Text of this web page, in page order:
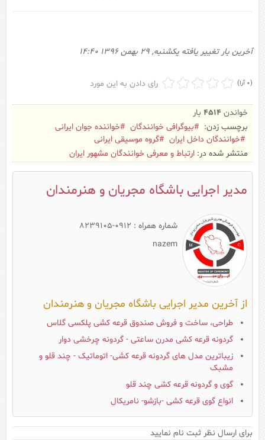
آخرین بار تغییر یافته یکشنبه, 29 بهمن 1396 14:40
رای دادن به این مورد (0 آرا)
خواندن 4514 بار
برچسب زدن:
بیوگرافی خوانندگان
خواننده جوان ایرانی
خوانندگان داخل ایران
گروه موسیقی ایرانی
منتشر شده در: ارتباط و معرفی خوانندگان مشهور ایران
مدیر اجرایی باشگاه مجریان و هنرمندان
شماره همراه : 0912-8239105
nazem
از آخرین مدیر اجرایی باشگاه مجریان و هنرمندان
طراحی، ساخت و فروش صندوق قرعه کشی پلکسی گلاس
گردونه قرعه کشی مدرن ساعتی - گردونه چرخشی دوار
زیباترین مدل های گردونه قرعه کشی- اتوماتیک - چند قلو و
مشبک
گوی و گردونه قرعه کشی چند قلو
انواع گوی قرعه کشی -بازشو- نامریکال
برای ارسال نظر ثبت نام نمایید